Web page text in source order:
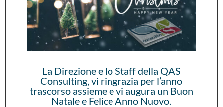
La Direzione e lo Staff della QAS
Consulting, vi ringrazia per l’anno
trascorso assieme e vi augura un Buon
Natale e Felice Anno Nuovo.